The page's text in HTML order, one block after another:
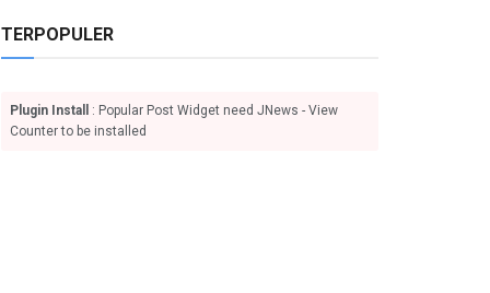
TERPOPULER
Plugin Install
: Popular Post Widget need JNews - View
Counter to be installed